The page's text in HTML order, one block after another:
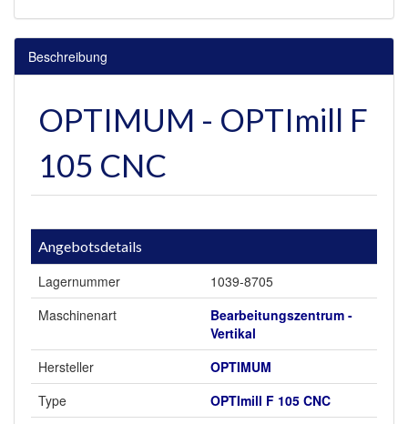
Beschreibung
OPTIMUM - OPTImill F
105 CNC
Angebotsdetails
Lagernummer
1039-8705
Maschinenart
Bearbeitungszentrum -
Vertikal
Hersteller
OPTIMUM
Type
OPTImill F 105 CNC